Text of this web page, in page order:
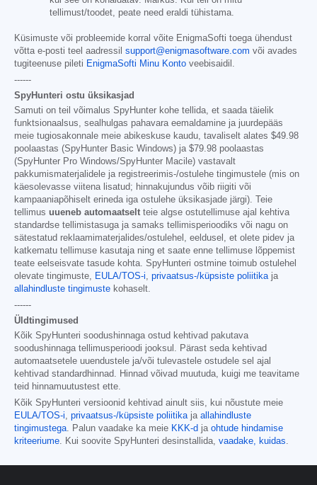
tellimust/toodet, peate need eraldi tühistama.
Küsimuste või probleemide korral võite EnigmaSofti toega ühendust
võtta e-posti teel aadressil support@enigmasoftware.com või avades
tugiteenuse pileti EnigmaSofti Minu Konto veebisaidil.
------
SpyHunteri ostu üksikasjad
Samuti on teil võimalus SpyHunter kohe tellida, et saada täielik
funktsionaalsus, sealhulgas pahavara eemaldamine ja juurdepääs
meie tugiosakonnale meie abikeskuse kaudu, tavaliselt alates $49.98
poolaastas (SpyHunter Basic Windows) ja $79.98 poolaastas
(SpyHunter Pro Windows/SpyHunter Macile) vastavalt
pakkumismaterjalidele ja registreerimis-/ostulehe tingimustele (mis on
käesolevasse viitena lisatud; hinnakujundus võib riigiti või
kampaaniapõhiselt erineda iga ostulehe üksikasjade järgi). Teie
tellimus uueneb automaatselt teie algse ostutellimuse ajal kehtiva
standardse tellimistasuga ja samaks tellimisperioodiks või nagu on
sätestatud reklaamimaterjalides/ostulehel, eeldusel, et olete pidev ja
katkematu tellimuse kasutaja ning et saate enne tellimuse lõppemist
teate eelseisvate tasude kohta. SpyHunteri ostmine toimub ostulehel
olevate tingimuste,
EULA/TOS-i privaatsus-/küpsiste poliitika ja
allahindluste tingimuste kohaselt.
------
Üldtingimused
Kõik SpyHunteri soodushinnaga ostud kehtivad pakutava
soodushinnaga tellimusperioodi jooksul. Pärast seda kehtivad
automaatsetele uuendustele ja/või tulevastele ostudele sel ajal
kehtivad standardhinnad. Hinnad võivad muutuda, kuigi me teavitame
teid hinnamuutustest ette.
Kõik SpyHunteri versioonid kehtivad ainult siis, kui nõustute meie
EULA/TOS-i
privaatsus-/küpsiste poliitika ja allahindluste
tingimustega . Palun vaadake ka meie KKK-d ja ohtude hindamise
kriteeriume . Kui soovite SpyHunteri desinstallida, vaadake, kuidas